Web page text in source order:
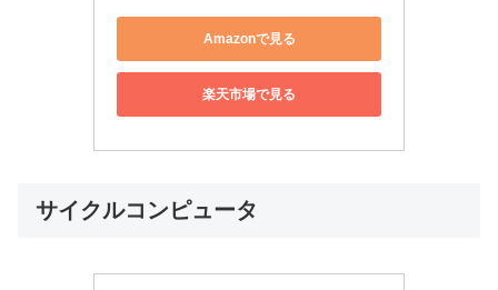
Amazonで見る
楽天市場で見る
サイクルコンピュータ